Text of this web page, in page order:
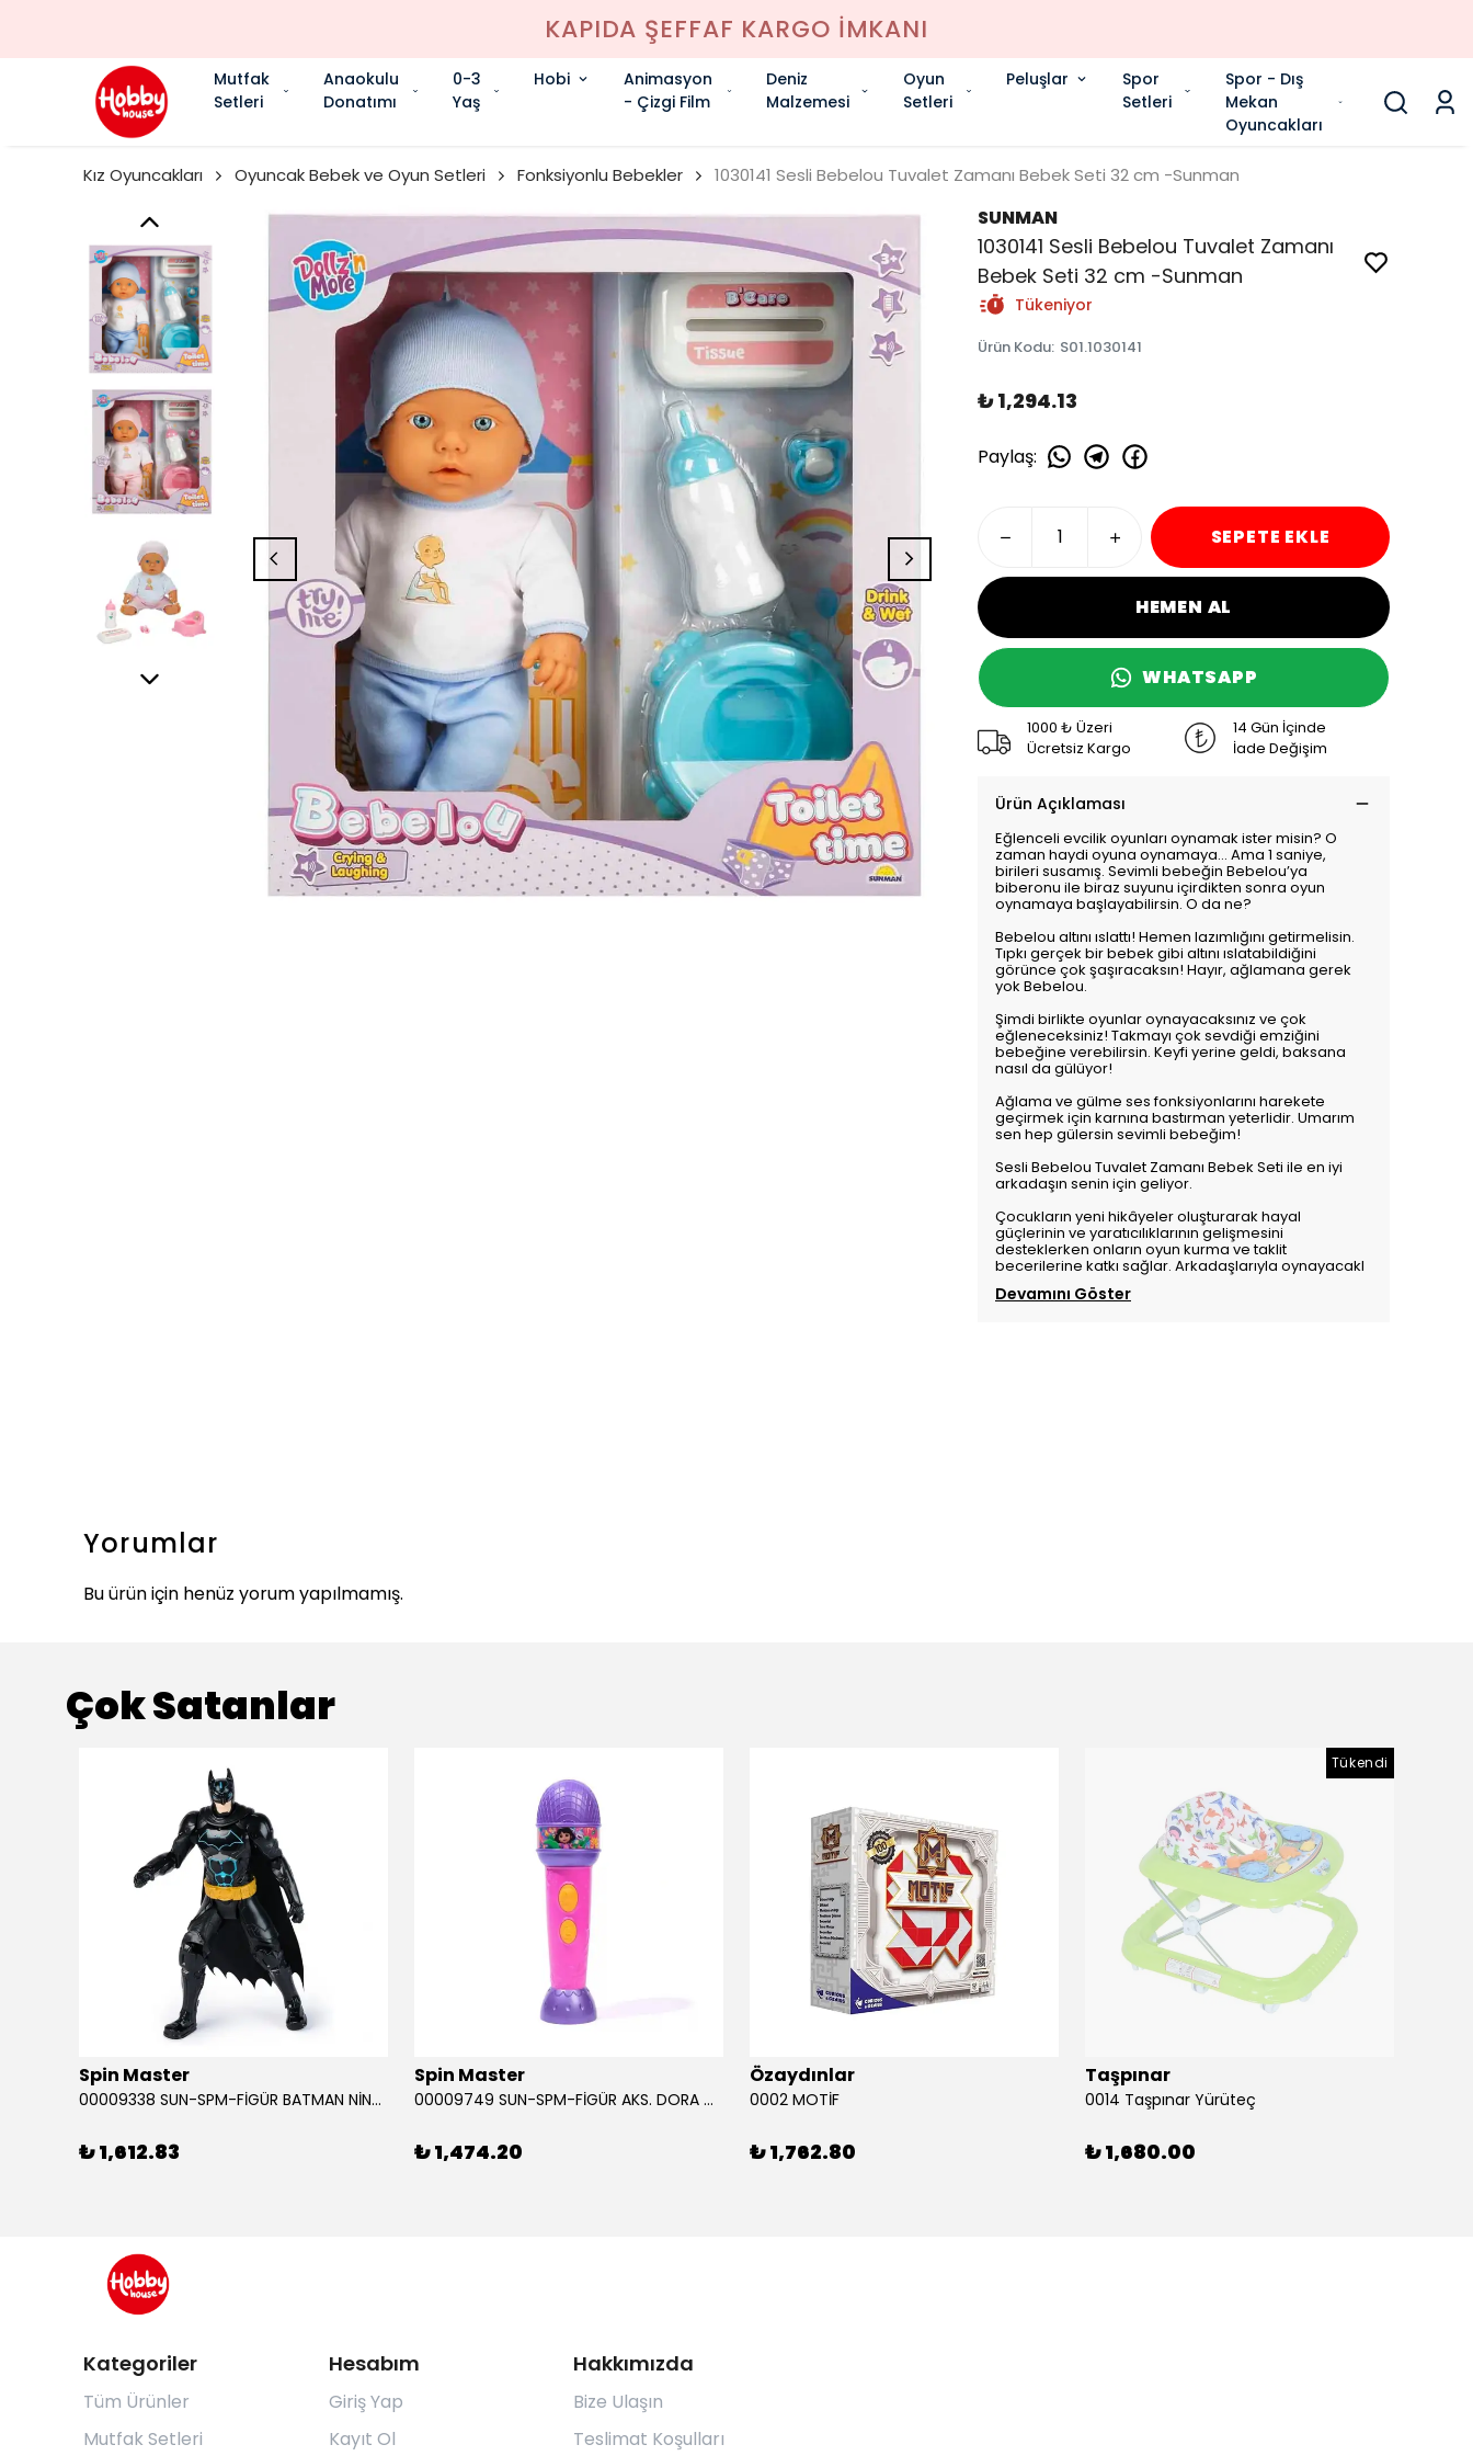
KAPIDA ŞEFFAF KARGO İMKANI
Mutfak
Setleri
Anaokulu
Donatımı
0-3
Yaş
Hobi
Animasyon
- Çizgi Film
Deniz
Malzemesi
Oyun
Setleri
Peluşlar
Spor
Setleri
Spor - Dış
Mekan
Oyuncakları
Kız Oyuncakları Oyuncak Bebek ve Oyun Setleri Fonksiyonlu Bebekler 1030141 Sesli Bebelou Tuvalet Zamanı Bebek Seti 32 cm -Sunman
SUNMAN
1030141 Sesli Bebelou Tuvalet Zamanı
Bebek Seti 32 cm -Sunman
Tükeniyor
Ürün Kodu: S01.1030141
₺ 1,294.13
Paylaş:
SEPETE EKLE
HEMEN AL
WHATSAPP
1000 ₺ Üzeri
Ücretsiz Kargo
14 Gün İçinde
İade Değişim
Ürün Açıklaması
Eğlenceli evcilik oyunları oynamak ister misin? O
zaman haydi oyuna oynamaya… Ama 1 saniye,
birileri susamış. Sevimli bebeğin Bebelou’ya
biberonu ile biraz suyunu içirdikten sonra oyun
oynamaya başlayabilirsin. O da ne?
Bebelou altını ıslattı! Hemen lazımlığını getirmelisin.
Tıpkı gerçek bir bebek gibi altını ıslatabildiğini
görünce çok şaşıracaksın! Hayır, ağlamana gerek
yok Bebelou.
Şimdi birlikte oyunlar oynayacaksınız ve çok
eğleneceksiniz! Takmayı çok sevdiği emziğini
bebeğine verebilirsin. Keyfi yerine geldi, baksana
nasıl da gülüyor!
Ağlama ve gülme ses fonksiyonlarını harekete
geçirmek için karnına bastırman yeterlidir. Umarım
sen hep gülersin sevimli bebeğim!
Sesli Bebelou Tuvalet Zamanı Bebek Seti ile en iyi
arkadaşın senin için geliyor.
Çocukların yeni hikâyeler oluşturarak hayal
güçlerinin ve yaratıcılıklarının gelişmesini
desteklerken onların oyun kurma ve taklit
becerilerine katkı sağlar. Arkadaşlarıyla oynayacakl
Devamını Göster
Yorumlar
Bu ürün için henüz yorum yapılmamış.
Çok Satanlar
Spin Master
00009338 SUN-SPM-FİGÜR BATMAN NİNJA STRIKE 30 CM. EXC.
₺ 1,612.83
Spin Master
00009749 SUN-SPM-FİGÜR AKS. DORA MİKROFON YAĞMUR ORMANI RİTMİ (DORA) SESLİ
₺ 1,474.20
Özaydınlar
0002 MOTİF
₺ 1,762.80
Tükendi
Taşpınar
0014 Taşpınar Yürüteç
₺ 1,680.00
Kategoriler
Tüm Ürünler
Mutfak Setleri
Hesabım
Giriş Yap
Kayıt Ol
Hakkımızda
Bize Ulaşın
Teslimat Koşulları